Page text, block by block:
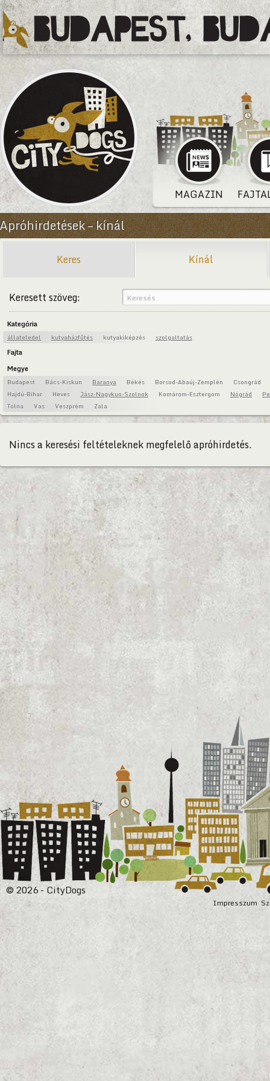
MAGAZIN
Apróhirdetések – kínál
Keres Kínál
Keresett szöveg:
Kategória
állateledel kutyaházfűtés kutyakiképzés szolgaltatás
Fajta
Megye
Budapest Bács-Kiskun Baranya Békés Borsod-Abaúj-Zemplén
Csongrád
Hajdú-Bihar
Heves Jász-Nagykun-Szolnok Komárom-Esztergom Nógrád
Tolna
Vas Veszprém Zala
Nincs a keresési feltételeknek megfelelő apróhirdetés.
Impresszum
© 2026 - CityDogs